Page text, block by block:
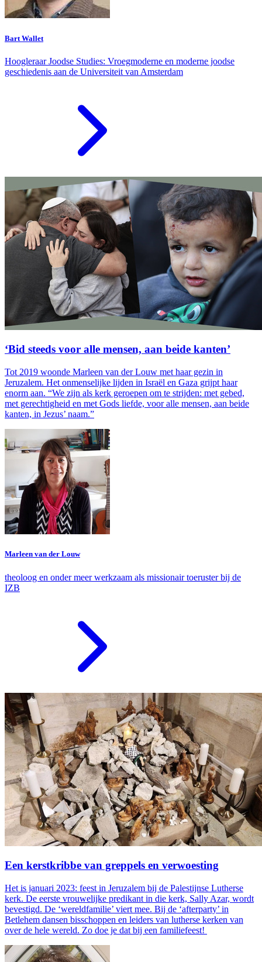
Bart Wallet
Hoogleraar Joodse Studies: Vroegmoderne en moderne joodse
geschiedenis aan de Universiteit van Amsterdam
‘Bid steeds voor alle mensen, aan beide kanten’
Tot 2019 woonde Marleen van der Louw met haar gezin in
Jeruzalem. Het onmenselijke lijden in Israël en Gaza grijpt haar
enorm aan. “We zijn als kerk geroepen om te strijden: met gebed,
met gerechtigheid en met Gods liefde, voor alle mensen, aan beide
kanten, in Jezus’ naam.”
Marleen van der Louw
theoloog en onder meer werkzaam als missionair toeruster bij de
IZB
Een kerstkribbe van greppels en verwoesting
Het is januari 2023: feest in Jeruzalem bij de Palestijnse Lutherse
kerk. De eerste vrouwelijke predikant in die kerk, Sally Azar, wordt
bevestigd. De ‘wereldfamilie’ viert mee. Bij de ‘afterparty’ in
Betlehem dansen bisschoppen en leiders van lutherse kerken van
over de hele wereld. Zo doe je dat bij een familiefeest!